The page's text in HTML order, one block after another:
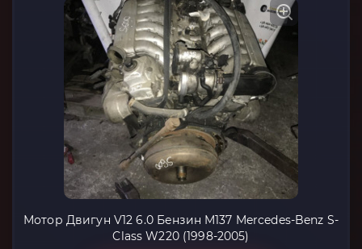
Мотор Двигун V12 6.0 Бензин M137 Mercedes-Benz S-
Class W220 (1998-2005)